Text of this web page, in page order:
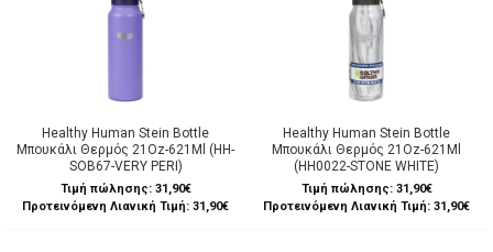
Healthy Human Stein Bottle
Μπουκάλι Θερμός 21Oz-621Ml (HH-
SOB67-VERY PERI)
Τιμή πώλησης: 31,90€
Προτεινόμενη Λιανική Τιμή: 31,90€
Healthy Human Stein Bottle
Μπουκάλι Θερμός 21Oz-621Ml
(HH0022-STONE WHITE)
Τιμή πώλησης: 31,90€
Προτεινόμενη Λιανική Τιμή: 31,90€